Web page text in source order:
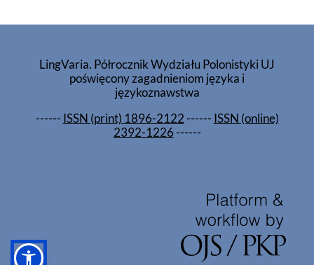
LingVaria. Półrocznik Wydziału Polonistyki UJ
poświęcony zagadnieniom języka i
językoznawstwa
------ ISSN (print) 1896-2122------ ISSN (online)
2392-1226------